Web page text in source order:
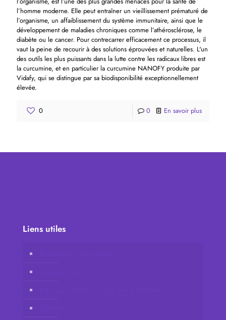
l’homme moderne. Elle peut entraîner un vieillissement prématuré de
l’organisme, un affaiblissement du système immunitaire, ainsi que le
développement de maladies chroniques comme l’athérosclérose, le
diabète ou le cancer. Pour contrecarrer efficacement ce processus, il
vaut la peine de recourir à des solutions éprouvées et naturelles. L'un
des outils les plus puissants dans la lutte contre les radicaux libres est
la curcumine, et en particulier la curcumine NANOFY produite par
Vidafy, qui se distingue par sa biodisponibilité exceptionnellement
élevée.
0 0 En savoir plus
Liens utiles